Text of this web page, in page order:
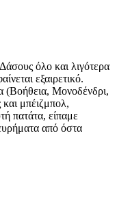
όλο και λιγότερα
εξαιρετικό.
(Βοήθεια, Μονοδένδρι,
μπέιζμπολ,
πατάτα, είπαμε
από όστα